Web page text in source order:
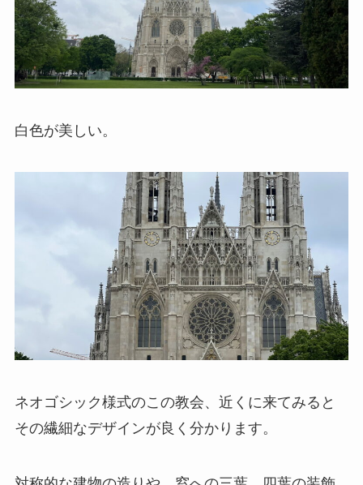
白色が美しい。
ネオゴシック様式のこの教会、近くに来てみると
その繊細なデザインが良く分かります。